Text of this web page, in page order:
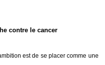
contre le cancer
est de se placer comme une